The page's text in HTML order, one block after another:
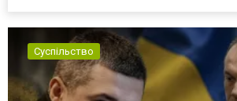
Суспільство